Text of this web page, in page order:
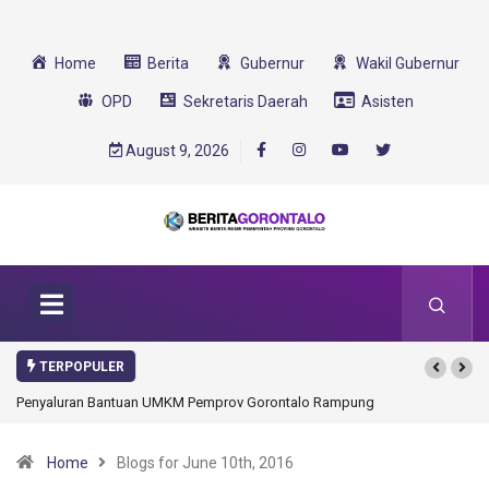
Home Berita Gubernur Wakil Gubernur
OPD Sekretaris Daerah Asisten
August 9, 2026
TERPOPULER
Penyaluran Bantuan UMKM Pemprov Gorontalo Rampung
Home Blogs for June 10th, 2016